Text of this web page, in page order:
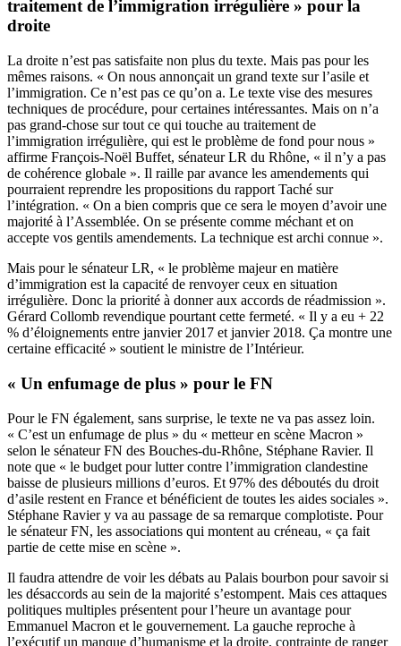
traitement de l’immigration irrégulière » pour la
droite
La droite n’est pas satisfaite non plus du texte. Mais pas pour les
mêmes raisons. « On nous annonçait un grand texte sur l’asile et
l’immigration. Ce n’est pas ce qu’on a. Le texte vise des mesures
techniques de procédure, pour certaines intéressantes. Mais on n’a
pas grand-chose sur tout ce qui touche au traitement de
l’immigration irrégulière, qui est le problème de fond pour nous »
affirme François-Noël Buffet, sénateur LR du Rhône, « il n’y a pas
de cohérence globale ». Il raille par avance les amendements qui
pourraient reprendre les propositions du rapport Taché sur
l’intégration. « On a bien compris que ce sera le moyen d’avoir une
majorité à l’Assemblée. On se présente comme méchant et on
accepte vos gentils amendements. La technique est archi connue ».
Mais pour le sénateur LR, « le problème majeur en matière
d’immigration est la capacité de renvoyer ceux en situation
irrégulière. Donc la priorité à donner aux accords de réadmission ».
Gérard Collomb revendique pourtant cette fermeté. « Il y a eu + 22
% d’éloignements entre janvier 2017 et janvier 2018. Ça montre une
certaine efficacité » soutient le ministre de l’Intérieur.
« Un enfumage de plus » pour le FN
Pour le FN également, sans surprise, le texte ne va pas assez loin.
« C’est un enfumage de plus » du « metteur en scène Macron »
selon le sénateur FN des Bouches-du-Rhône, Stéphane Ravier. Il
note que « le budget pour lutter contre l’immigration clandestine
baisse de plusieurs millions d’euros. Et 97% des déboutés du droit
d’asile restent en France et bénéficient de toutes les aides sociales ».
Stéphane Ravier y va au passage de sa remarque complotiste. Pour
le sénateur FN, les associations qui montent au créneau, « ça fait
partie de cette mise en scène ».
Il faudra attendre de voir les débats au Palais bourbon pour savoir si
les désaccords au sein de la majorité s’estompent. Mais ces attaques
politiques multiples présentent pour l’heure un avantage pour
Emmanuel Macron et le gouvernement. La gauche reproche à
l’exécutif un manque d’humanisme et la droite, contrainte de ranger